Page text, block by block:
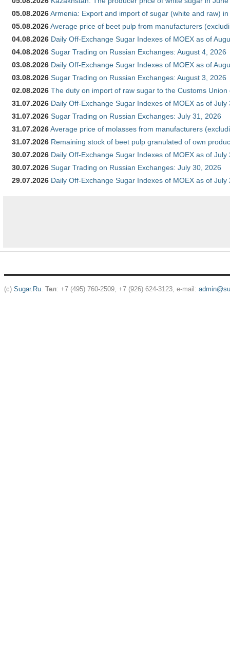
05.08.2026Armenia: Export and import of sugar (white and raw)
05.08.2026Average price of beet pulp from manufacturers
04.08.2026 Daily Off-Exchange Sugar Indexes of MOEX as of
04.08.2026 Sugar Trading on Russian Exchanges: August 4, 2026
03.08.2026 Daily Off-Exchange Sugar Indexes of MOEX as of
03.08.2026 Sugar Trading on Russian Exchanges: August 3, 2026
02.08.2026 The duty on import of raw sugar to the Customs
31.07.2026 Daily Off-Exchange Sugar Indexes of MOEX as of July
31.07.2026 Sugar Trading on Russian Exchanges: July 31, 2026
31.07.2026Average price of molasses from manufacturers
31.07.2026 Remaining stock of beet pulp granulated of own
30.07.2026 Daily Off-Exchange Sugar Indexes of MOEX as of July
30.07.2026 Sugar Trading on Russian Exchanges: July 30, 2026
29.07.2026 Daily Off-Exchange Sugar Indexes of MOEX as of July
(c) Sugar.Ru. Тел: +7 (495) 760-2509, +7 (926) 624-3123, e-mail: